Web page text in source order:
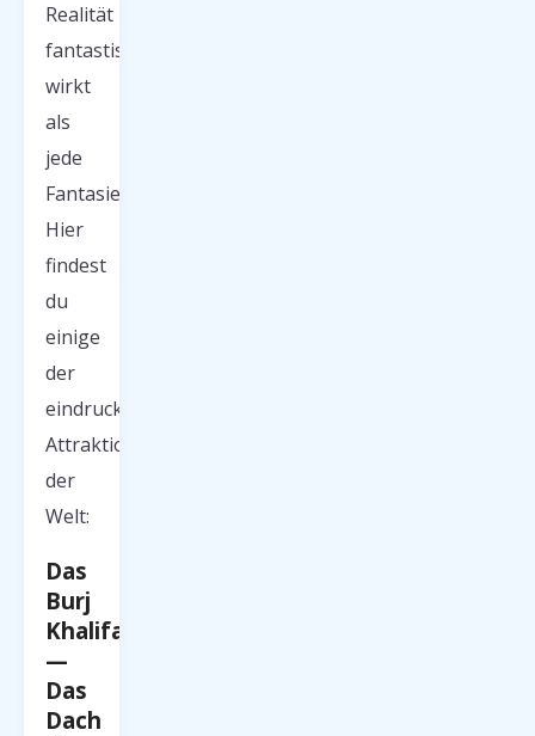
Realität
fantastischer
wirkt
als
jede
Fantasie.
Hier
findest
du
einige
der
eindrucksvollsten
Attraktionen
der
Welt:
Das
Burj
Khalifa
—
Das
Dach